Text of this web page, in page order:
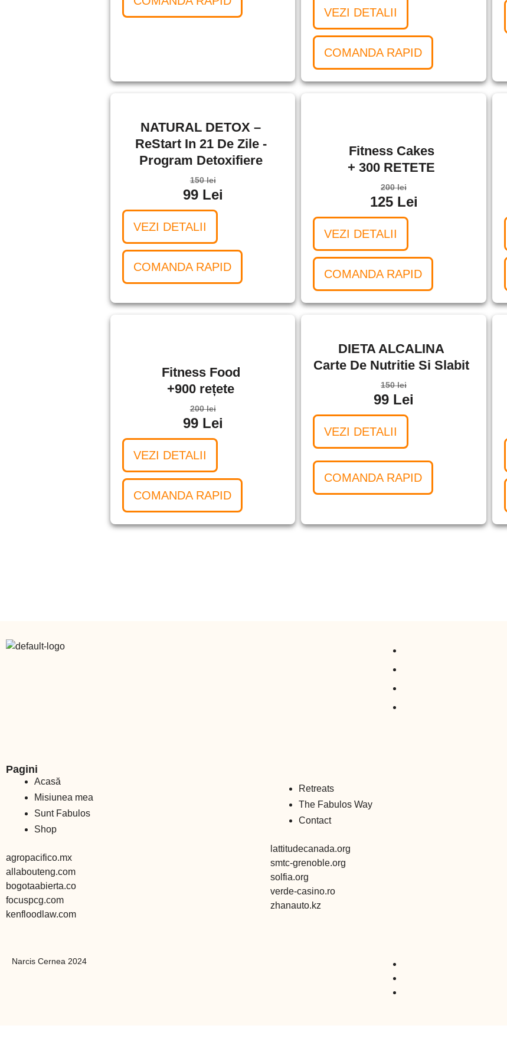
VEZI DETALII
COMANDA RAPID
Fitness Cakes
+ 300 RETETE
200 lei
125 Lei
VEZI DETALII
COMANDA RAPID
NATURAL DETOX –
ReStart In 21 De Zile -
Program Detoxifiere
150 lei
99 Lei
VEZI DETALII
COMANDA RAPID
DIETA ALCALINA
Carte De Nutritie Si Slabit
150 lei
99 Lei
VEZI DETALII
COMANDA RAPID
Fitness Food
+900 rețete
200 lei
99 Lei
VEZI DETALII
COMANDA RAPID
Pagini
Acasă
Misiunea mea
Sunt Fabulos
Shop
agropacifico.mx
allabouteng.com
bogotaabierta.co
focuspcg.com
kenfloodlaw.com
Retreats
The Fabulos Way
Contact
lattitudecanada.org
smtc-grenoble.org
solfia.org
verde-casino.ro
zhanauto.kz
Narcis Cernea 2024